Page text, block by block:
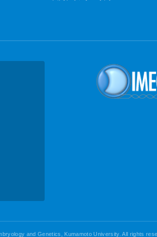
and Genetics, Kumamoto University. All rights